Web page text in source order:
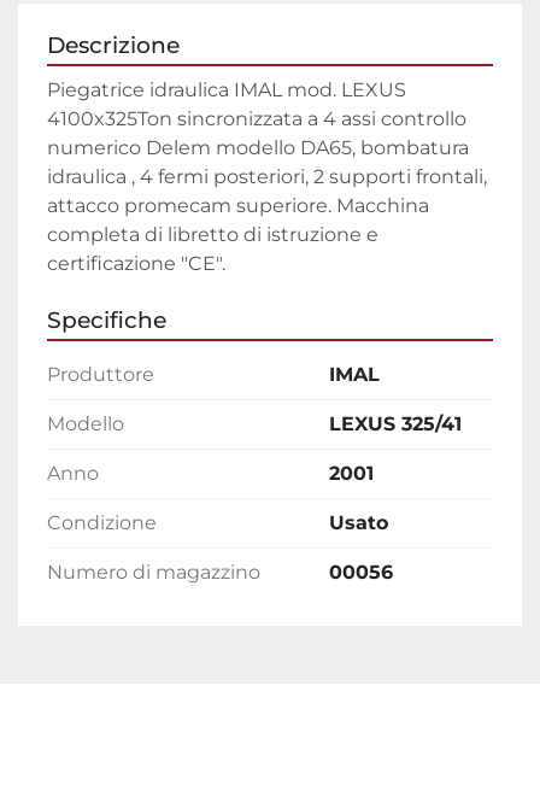
Descrizione
Piegatrice idraulica IMAL mod. LEXUS
4100x325Ton sincronizzata a 4 assi controllo
numerico Delem modello DA65, bombatura
idraulica , 4 fermi posteriori, 2 supporti frontali,
attacco promecam superiore. Macchina
completa di libretto di istruzione e
certificazione "CE".
Specifiche
Produttore IMAL
Modello LEXUS 325/41
Anno 2001
Condizione Usato
Numero di magazzino 00056